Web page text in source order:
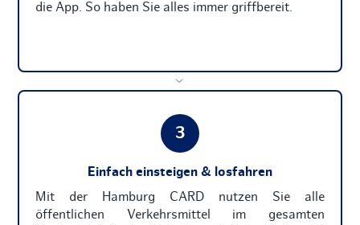
die App. So haben Sie alles immer griffbereit.
›
3
Einfach einsteigen & losfahren
Mit der Hamburg CARD nutzen Sie alle
öffentlichen Verkehrsmittel im gesamten